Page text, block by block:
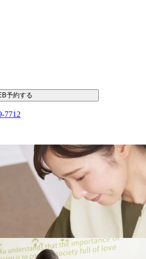
予約する
7712
とうございました。
店ありがとうございました。明日は11
す。皆様のご来店を心よりお待ちして
トレッチ＆骨盤ストレッチ』をとり入
人気のリラク系ボディケア♪ ＃東急大
体・マッサージファンにも大人気 ＃肩
レッチ ＃ストレッチ ＃世田谷＃二子
力
き情報☆Re.Ra.Ku尾山台店
尾山台店です。8月9日はパクチーの日
ク料理が食べたくなります。夏バテし